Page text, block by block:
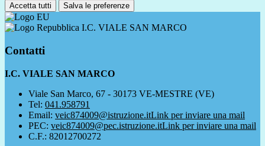
Accetta tutti Salva le preferenze
I.C. VIALE SAN MARCO
Contatti
I.C. VIALE SAN MARCO
Viale San Marco, 67 - 30173 VE-MESTRE (VE)
Tel: 041.958791
Email: veic874009@istruzione.itLink per inviare una mail
PEC: veic874009@pec.istruzione.itLink per inviare una mail
C.F.: 82012700272